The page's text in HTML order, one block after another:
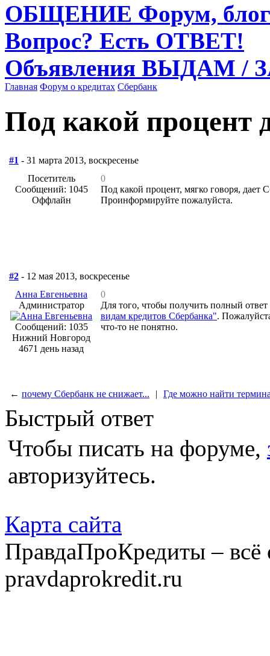
ОБЩЕНИЕ Форум,
Вопрос? Есть ОТВЕТ!
Объявления ВЫДАМ /
Главная Форум о кредитах Сбербанк
Под какой процент
#1 - 31 марта 2013, воскресенье
Посетитель
Сообщений: 1045
Оффлайн
0
Под какой процент, мягко говоря, дает
Проинформируйте пожалуйста.
#2 - 12 мая 2013, воскресенье
Анна Евгеньевна
Администратор
Сообщений: 1035
Нижний Новгород
4671 день назад
0
Для того, чтобы получить полный
видам кредитов Сбербанка".
что-то не понятно.
← почему Сбербанк не снижает... | Где можно найти
Быстрый ответ
Чтобы писать на форуме,
авторизуйтесь.
Карта сайта
ПравдаПроКредиты –
pravdaprokredit.ru